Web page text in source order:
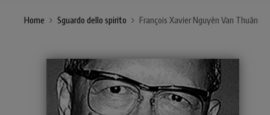
Home Sguardo dello spirito François Xavier Nguyên Van Thuân